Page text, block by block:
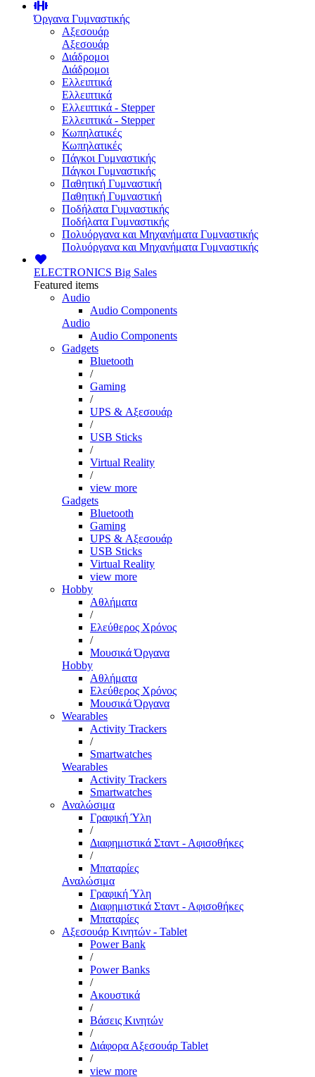
Όργανα Γυμναστικής
Αξεσουάρ
Αξεσουάρ
Διάδρομοι
Διάδρομοι
Ελλειπτικά
Ελλειπτικά
Ελλειπτικά - Stepper
Ελλειπτικά - Stepper
Κωπηλατικές
Κωπηλατικές
Πάγκοι Γυμναστικής
Πάγκοι Γυμναστικής
Παθητική Γυμναστική
Παθητική Γυμναστική
Ποδήλατα Γυμναστικής
Ποδήλατα Γυμναστικής
Πολυόργανα και Μηχανήματα Γυμναστικής
Πολυόργανα και Μηχανήματα Γυμναστικής
ELECTRONICS Big Sales
Featured items
Audio
Audio Components
Audio
Audio Components
Gadgets
Bluetooth
/
Gaming
/
UPS & Αξεσουάρ
/
USB Sticks
/
Virtual Reality
/
view more
Gadgets
Bluetooth
Gaming
UPS & Αξεσουάρ
USB Sticks
Virtual Reality
view more
Hobby
Αθλήματα
/
Ελεύθερος Χρόνος
/
Μουσικά Όργανα
Hobby
Αθλήματα
Ελεύθερος Χρόνος
Μουσικά Όργανα
Wearables
Activity Trackers
/
Smartwatches
Wearables
Activity Trackers
Smartwatches
Αναλώσιμα
Γραφική Ύλη
/
Διαφημιστικά Σταντ - Αφισοθήκες
/
Μπαταρίες
Αναλώσιμα
Γραφική Ύλη
Διαφημιστικά Σταντ - Αφισοθήκες
Μπαταρίες
Αξεσουάρ Κινητών - Tablet
Power Bank
/
Power Banks
/
Ακουστικά
/
Βάσεις Κινητών
/
Διάφορα Αξεσουάρ Tablet
/
view more